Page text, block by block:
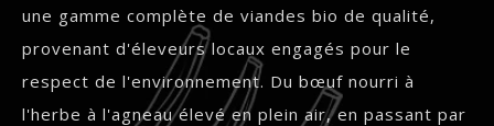
une gamme complète de viandes bio de qualité,
provenant d'éleveurs locaux engagés pour le
respect de l'environnement. Du bœuf nourri à
l'herbe à l'agneau élevé en plein air, en passant par